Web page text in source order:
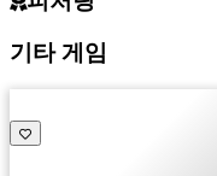
DA
EN
기타 게임